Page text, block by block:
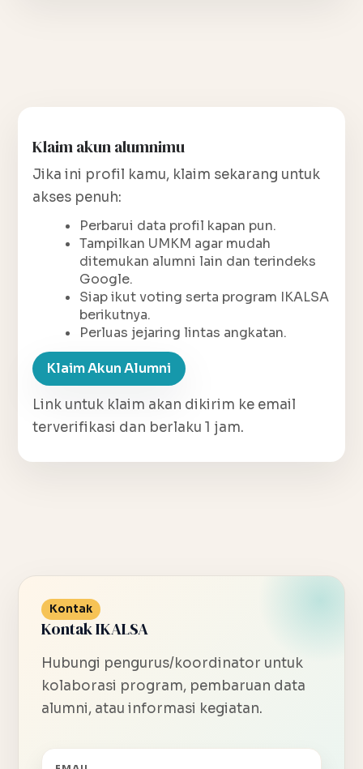
Klaim akun alumnimu
Jika ini profil kamu, klaim sekarang untuk
akses penuh:
Perbarui data profil kapan pun.
Tampilkan UMKM agar mudah
ditemukan alumni lain dan terindeks
Google.
Siap ikut voting serta program IKALSA
berikutnya.
Perluas jejaring lintas angkatan.
Klaim Akun Alumni
Link untuk klaim akan dikirim ke email
terverifikasi dan berlaku 1 jam.
Kontak
Kontak IKALSA
Hubungi pengurus/koordinator untuk
kolaborasi program, pembaruan data
alumni, atau informasi kegiatan.